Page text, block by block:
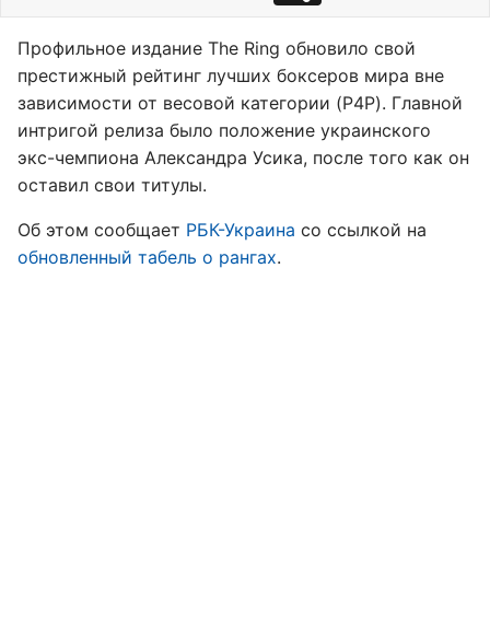
Профильное издание The Ring обновило свой
престижный рейтинг лучших боксеров мира вне
зависимости от весовой категории (P4P). Главной
интригой релиза было положение украинского
экс-чемпиона Александра Усика, после того как он
оставил свои титулы.
Об этом сообщает РБК-Украина со ссылкой на
обновленный табель о рангах.